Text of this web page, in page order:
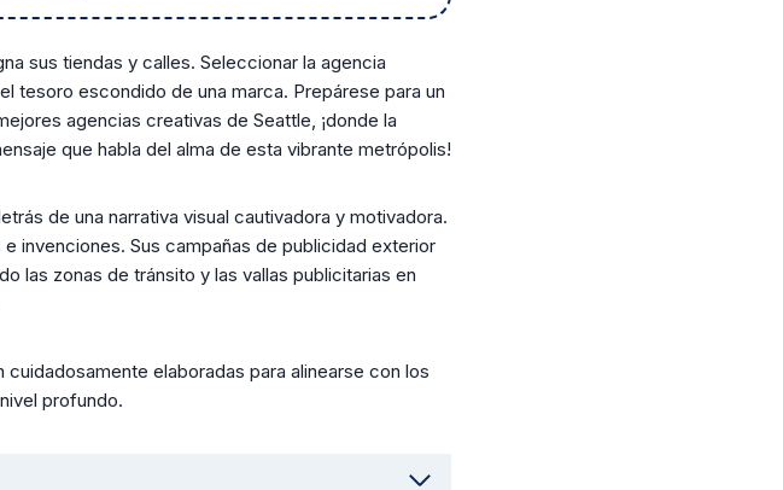
sus tiendas y calles. Seleccionar la agencia
tesoro escondido de una marca. Prepárese para un
agencias creativas de Seattle, ¡donde la
que habla del alma de esta vibrante metrópolis!
de una narrativa visual cautivadora y motivadora.
invenciones. Sus campañas de publicidad exterior
las zonas de tránsito y las vallas publicitarias en
elaboradas para alinearse con los
profundo.